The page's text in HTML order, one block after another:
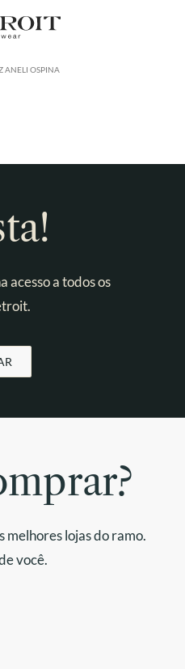
ANELI OSPINA
acesso a todos os
melhores lojas do ramo.
você.